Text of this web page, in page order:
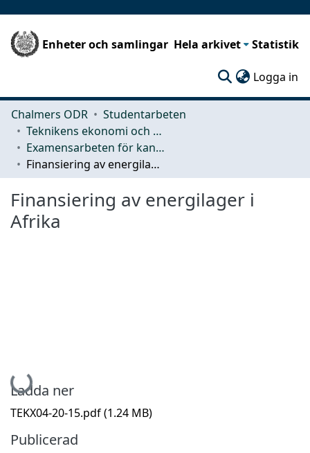
Enheter och samlingar Hela arkivet Statistik
Logga in
Chalmers ODR
Studentarbeten
Teknikens ekonomi och organisation
Examensarbeten för kandidatexamen
Finansiering av energilager i Afrika
Finansiering av energilager i
Afrika
Hämtar...
Ladda ner
TEKX04-20-15.pdf(1.24 MB)
Publicerad